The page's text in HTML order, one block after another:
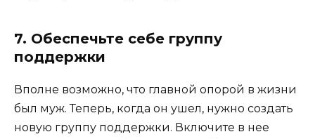
7. Обеспечьте себе группу
поддержки
Вполне возможно, что главной опорой в жизни
был муж. Теперь, когда он ушел, нужно создать
новую группу поддержки. Включите в нее